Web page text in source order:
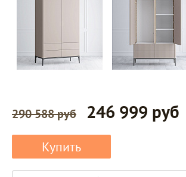
290 588 руб 246 999 руб
Купить